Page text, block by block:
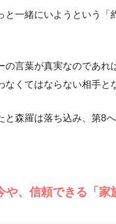
と一緒にいようという「
の言葉が真実なのであれ
なくてはならない相手と
と森羅は落ち込み、第8
や、信頼できる「家